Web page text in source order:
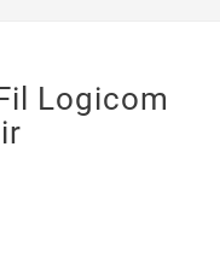
Logicom